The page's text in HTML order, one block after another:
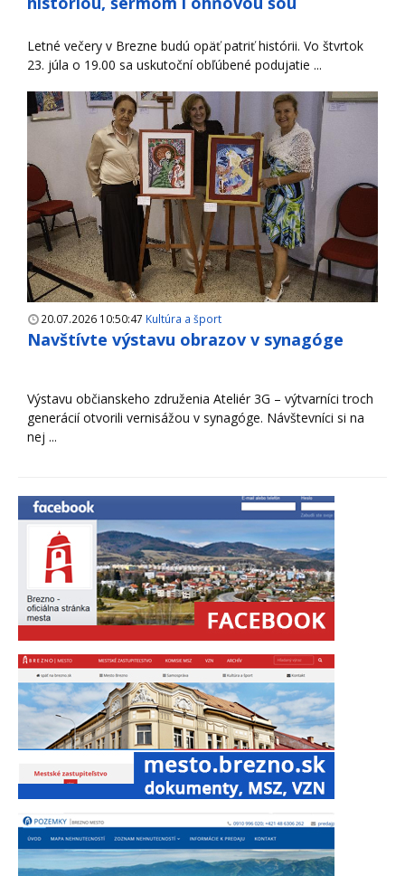
Letné večery v Brezne budú opäť patriť histórii. Vo štvrtok
23. júla o 19.00 sa uskutoční obľúbené podujatie ...
20.07.2026 10:50:47 Kultúra a šport
Navštívte výstavu obrazov v synagóge
Výstavu občianskeho združenia Ateliér 3G – výtvarníci troch
generácií otvorili vernisážou v synagóge. Návštevníci si na
nej ...